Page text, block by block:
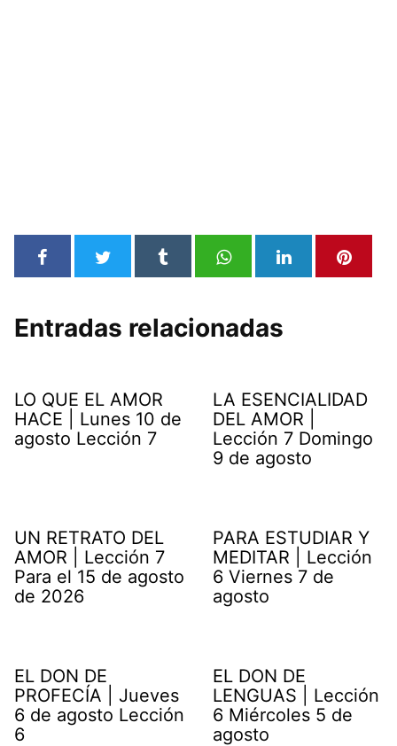
Entradas relacionadas
LO QUE EL AMOR
HACE | Lunes 10 de
agosto Lección 7
LA ESENCIALIDAD
DEL AMOR |
Lección 7 Domingo
9 de agosto
UN RETRATO DEL
AMOR | Lección 7
Para el 15 de agosto
de 2026
PARA ESTUDIAR Y
MEDITAR | Lección
6 Viernes 7 de
agosto
EL DON DE
PROFECÍA | Jueves
6 de agosto Lección
6
EL DON DE
LENGUAS | Lección
6 Miércoles 5 de
agosto